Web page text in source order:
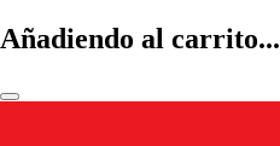
Añadiendo al carrito...